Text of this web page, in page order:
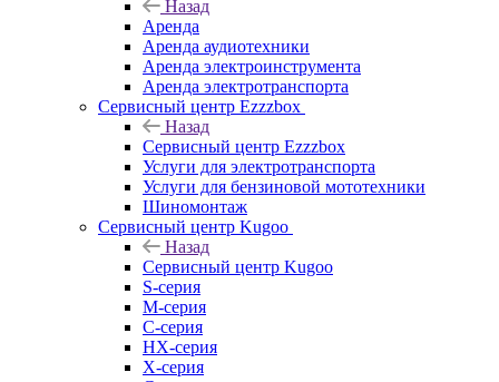
Назад
Аренда
Аренда аудиотехники
Аренда электроинструмента
Аренда электротранспорта
Сервисный центр Ezzzbox
Назад
Сервисный центр Ezzzbox
Услуги для электротранспорта
Услуги для бензиновой мототехники
Шиномонтаж
Сервисный центр Kugoo
Назад
Сервисный центр Kugoo
S-cерия
M-серия
С-серия
HX-серия
X-серия